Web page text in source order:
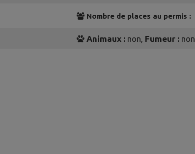
Nombre de places au permis :
Animaux : non, Fumeur : non